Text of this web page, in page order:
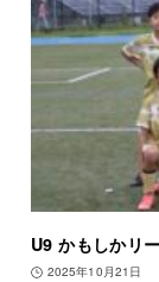
U9 かもしかリ
2025年10月21日